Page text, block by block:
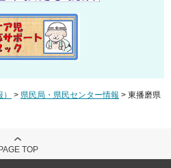
> 県民局・県民センター情報 > 東播磨県
PAGE TOP